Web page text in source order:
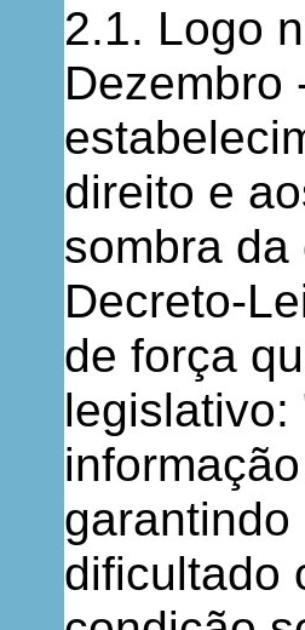
2.1. Logo
Dezembro
direito e
sombra
Decreto-
de força
dificultado